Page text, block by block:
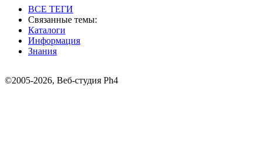
ВСЕ ТЕГИ
Связанные темы:
Каталоги
Информация
Знания
©2005-2026, Веб-студия Ph4